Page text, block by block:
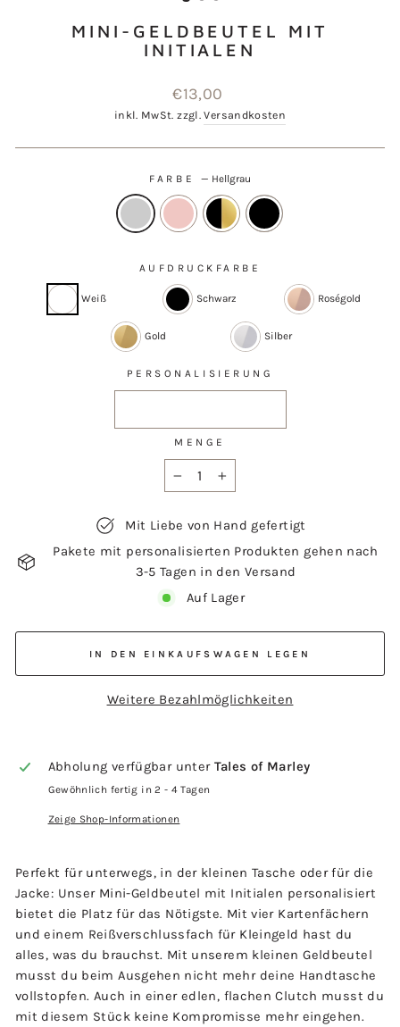
MINI-GELDBEUTEL MIT
INITIALEN
Normaler
Preis
€13,00
inkl. MwSt. zzgl.Versandkosten
FARBE — Hellgrau
AUFDRUCKFARBE
Weiß Schwarz Roségold
Gold Silber
PERSONALISIERUNG
MENGE
Mit Liebe von Hand gefertigt
Pakete mit personalisierten Produkten gehen nach
3-5 Tagen in den Versand
Auf Lager
IN DEN EINKAUFSWAGEN LEGEN
Weitere Bezahlmöglichkeiten
Abholung verfügbar unter Tales of Marley
Gewöhnlich fertig in 2 - 4 Tagen
Zeige Shop-Informationen
Perfekt für unterwegs, in der kleinen Tasche oder für die
Jacke: Unser Mini-Geldbeutel mit Initialen personalisiert
bietet die Platz für das Nötigste. Mit vier Kartenfächern
und einem Reißverschlussfach für Kleingeld hast du
alles, was du brauchst. Mit unserem kleinen Geldbeutel
musst du beim Ausgehen nicht mehr deine Handtasche
vollstopfen. Auch in einer edlen, flachen Clutch musst du
mit diesem Stück keine Kompromisse mehr eingehen.